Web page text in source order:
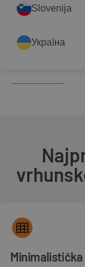
Slovenija
Україна